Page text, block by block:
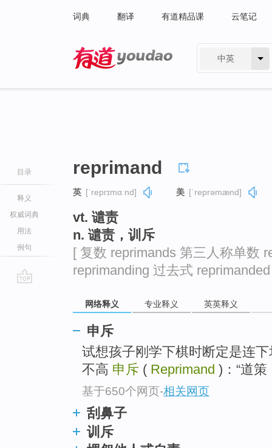
词典 翻译 有道精品课 云笔记
中英
目录
释义
权威词典
用法
例句
reprimand
英 [ˈreprɪmɑːnd] 美 [ˈreprəmænd]
vt. 谴责
n. 谴责，训斥
[ 复数 reprimands 第三人称单数
reprimanding 过去式
网络释义 专业释义 英英释义
申斥
试想孩子刚学下棋时断定是连
不高 申斥 ( Reprimand )：“道
基于650个网页-相关网页
刮鼻子
训斥